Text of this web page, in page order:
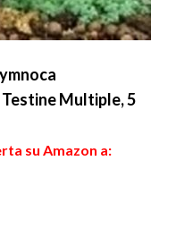
Multiple, 5
su Amazon a: